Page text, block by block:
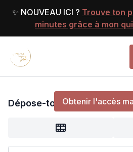
✨ NOUVEAU ICI ? Trouve ton
minutes grâce à mon
Dépose-
Obtenir l'accès
ou
Dépose-toi